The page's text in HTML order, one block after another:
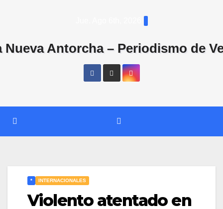
* INTERNACIONALES
Violento atentado en